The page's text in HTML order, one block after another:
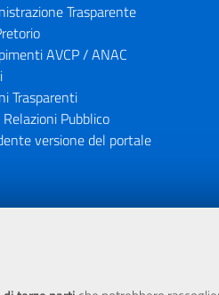
Trasparente
AVCP / ANAC
Trasparenti
Pubblico
versione del portale
finanziaria dell'Unione